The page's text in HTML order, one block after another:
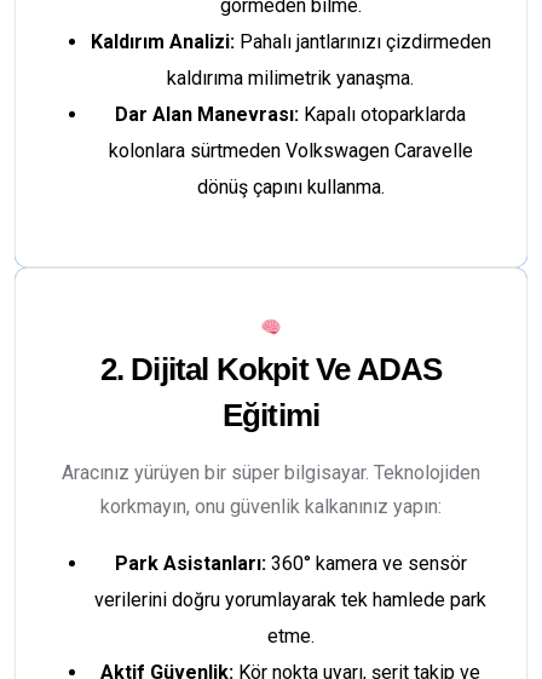
görmeden bilme.
Kaldırım Analizi:Pahalı jantlarınızı çizdirmeden
kaldırıma milimetrik yanaşma.
Dar Alan Manevrası: Kapalı otoparklarda
kolonlara sürtmeden Volkswagen Caravelle
dönüş çapını kullanma.
2. Dijital Kokpit Ve ADAS
Eğitimi
Aracınız yürüyen bir süper bilgisayar. Teknolojiden
korkmayın, onu güvenlik kalkanınız yapın:
Park Asistanları:360° kamera ve sensör
verilerini doğru yorumlayarak tek hamlede park
etme.
Aktif Güvenlik: Kör nokta uyarı, şerit takip ve